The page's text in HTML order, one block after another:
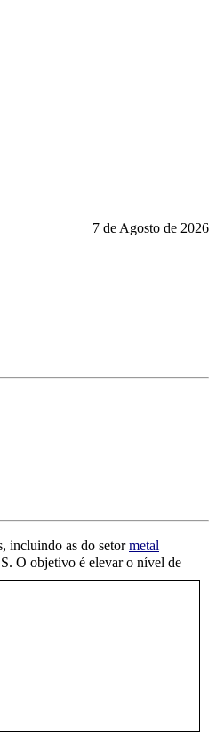
7 de Agosto de 2026
incluindo as do setormetal
O objetivo é elevar o nível de